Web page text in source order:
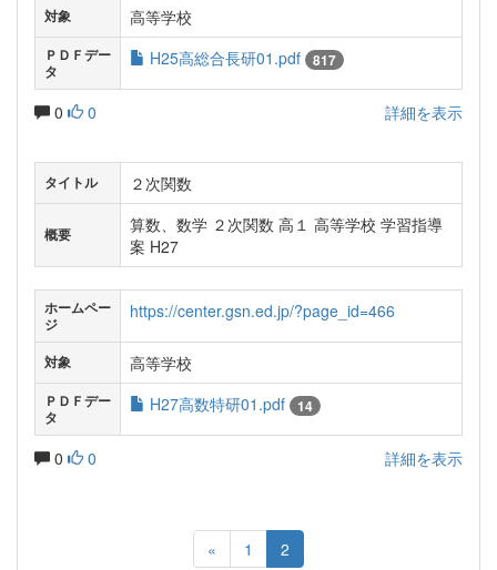
対象 高等学校
ＰＤＦデー
タ
H25高総合長研01.pdf 817
0 0 詳細を表示
タイトル ２次関数
概要
算数、数学 ２次関数 高１ 高等学校 学習指導
案 H27
ホームペー
ジ
https://center.gsn.ed.jp/?page_id=466
対象 高等学校
ＰＤＦデー
タ
H27高数特研01.pdf 14
0 0 詳細を表示
« 1 2